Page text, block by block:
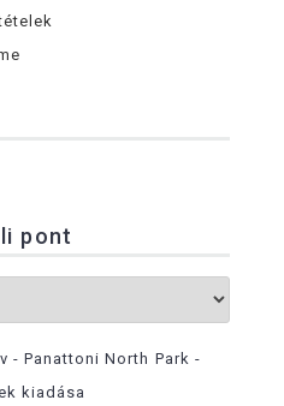
pont
- Panattoni North Park -
kiadása